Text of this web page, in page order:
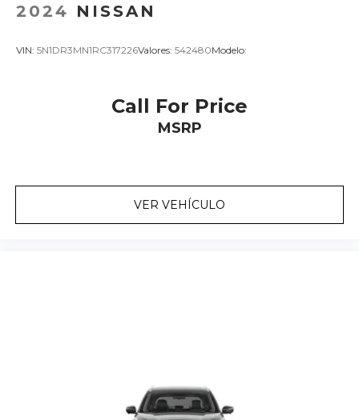
2024 NISSAN
VIN: 5N1DR3MN1RC317226Valores: 542480Modelo:
Call For Price
MSRP
VER VEHÍCULO